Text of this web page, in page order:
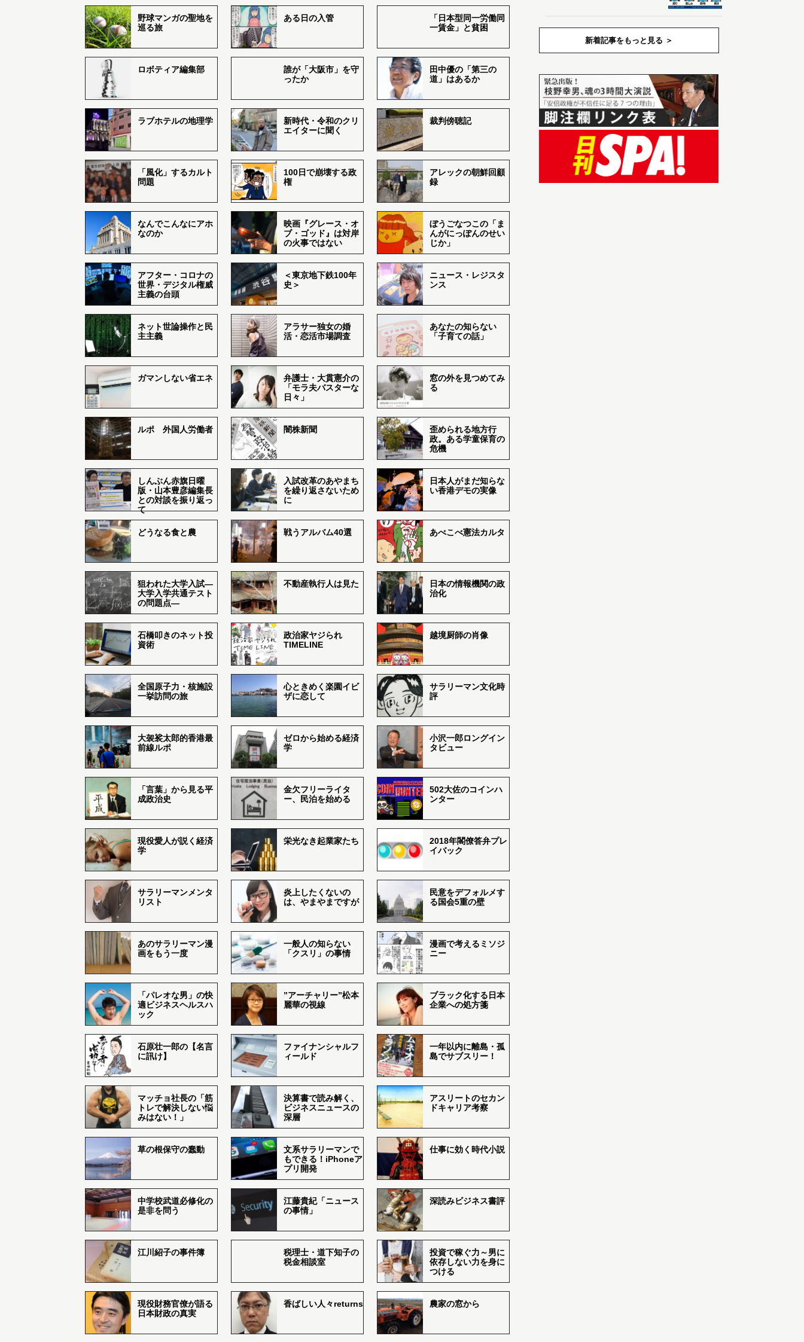
野球マンガの聖地を
巡る旅
ある日の入管
「日本型同一労働同
一賃金」と貧困
ロボティア編集部
誰が「大阪市」を守
ったか
田中優の「第三の
道」はあるか
ラブホテルの地理学
新時代・令和のクリ
エイターに聞く
裁判傍聴記
「風化」するカルト
問題
100日で崩壊する政
権
アレックの朝鮮回顧
録
なんでこんなにアホ
なのか
映画『グレース・オ
ブ・ゴッド』は対岸
の火事ではない
ぼうごなつこの「ま
んがにっぽんのせい
じか」
アフター・コロナの
世界・デジタル権威
主義の台頭
＜東京地下鉄100年
史＞
ニュース・レジスタ
ンス
ネット世論操作と民
主主義
アラサー独女の婚
活・恋活市場調査
あなたの知らない
「子育ての話」
ガマンしない省エネ
弁護士・大貫憲介の
「モラ夫バスターな
日々」
窓の外を見つめてみ
る
ルポ 外国人労働者 闇株新聞
歪められる地方行
政。ある学童保育の
危機
しんぶん赤旗日曜
版・山本豊彦編集長
との対談を振り返っ
て
入試改革のあやまち
を繰り返さないため
に
日本人がまだ知らな
い香港デモの実像
どうなる食と農 戦うアルバム40選 あべこべ憲法カルタ
狙われた大学入試―
大学入学共通テスト
の問題点―
不動産執行人は見た
日本の情報機関の政
治化
石橋叩きのネット投
資術
政治家ヤジられ
TIMELINE
越境厨師の肖像
全国原子力・核施設
一挙訪問の旅
心ときめく楽園イビ
ザに恋して
サラリーマン文化時
評
大袈裟太郎的香港最
前線ルポ
ゼロから始める経済
学
小沢一郎ロングイン
タビュー
「言葉」から見る平
成政治史
金欠フリーライタ
ー、民泊を始める
502大佐のコインハ
ンター
現役愛人が説く経済
学
栄光なき起業家たち
2018年閣僚答弁プレ
イバック
サラリーマンメンタ
リスト
炎上したくないの
は、やまやまですが
民意をデフォルメす
る国会5重の壁
あのサラリーマン漫
画をもう一度
一般人の知らない
「クスリ」の事情
漫画で考えるミソジ
ニー
「パレオな男」の快
適ビジネスヘルスハ
ック
”アーチャリー”松本
麗華の視線
ブラック化する日本
企業への処方箋
石原壮一郎の【名言
に訊け】
ファイナンシャルフ
ィールド
一年以内に離島・孤
島でサブスリー！
マッチョ社長の「筋
トレで解決しない悩
みはない！」
決算書で読み解く、
ビジネスニュースの
深層
アスリートのセカン
ドキャリア考察
草の根保守の蠢動
文系サラリーマンで
もできる！iPhoneア
プリ開発
仕事に効く時代小説
中学校武道必修化の
是非を問う
江藤貴紀「ニュース
の事情」
深読みビジネス書評
江川紹子の事件簿
税理士・道下知子の
税金相談室
投資で稼ぐ力～男に
依存しない力を身に
つける
現役財務官僚が語る
日本財政の真実
香ばしい人々returns 農家の窓から
新着記事をもっと見る